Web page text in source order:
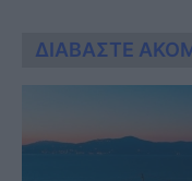
ΔΙΑΒΑΣΤΕ